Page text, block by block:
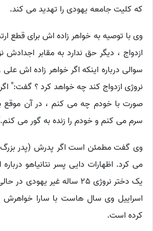
که کلیت جامعه یهودی را تهدید می کند.
وی با توصیه به خواهر زاده اش برای قطع
ازدواج ، دیگر حق ندارد به مقابر
سوالی درباره اینکه اگر خواهر زاده اش
نروژی ازدواج کند چه خواهد کرد ؟ گفت:"
صورت با خودم چه می کنم ، در آن موقع
سرم می کنم و خودم را زنده به گور می
وی گفت مطمئن است اگر پدرش (پدر بزرگ
می کرد. اظهارات دایی پسر نتانیاهو
یک دختر نروژی 25 ساله غیر
اسراییل وی سال هاست با سارا خواهرش
کرده است.